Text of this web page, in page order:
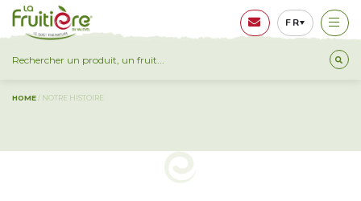
FR
HOME / NOTRE HISTOIRE
NOTRE HISTOIRE